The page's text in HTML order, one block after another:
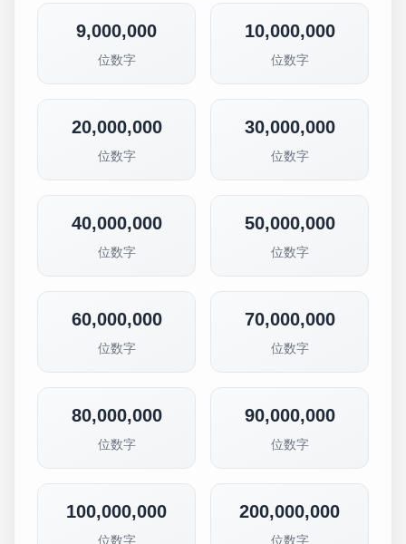
9,000,000
位数字
10,000,000
位数字
20,000,000
位数字
30,000,000
位数字
40,000,000
位数字
50,000,000
位数字
60,000,000
位数字
70,000,000
位数字
80,000,000
位数字
90,000,000
位数字
100,000,000
位数字
200,000,000
位数字